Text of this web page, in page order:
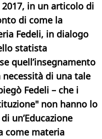
in un articolo di
di come la
Fedeli, in dialogo
statista
quell’insegnamento
necessità di una tale
Fedeli – che i
non hanno lo
un’Educazione
come materia